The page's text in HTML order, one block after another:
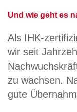
Und wie geht es
Als IHK-
wir seit
zu wachsen.
gute